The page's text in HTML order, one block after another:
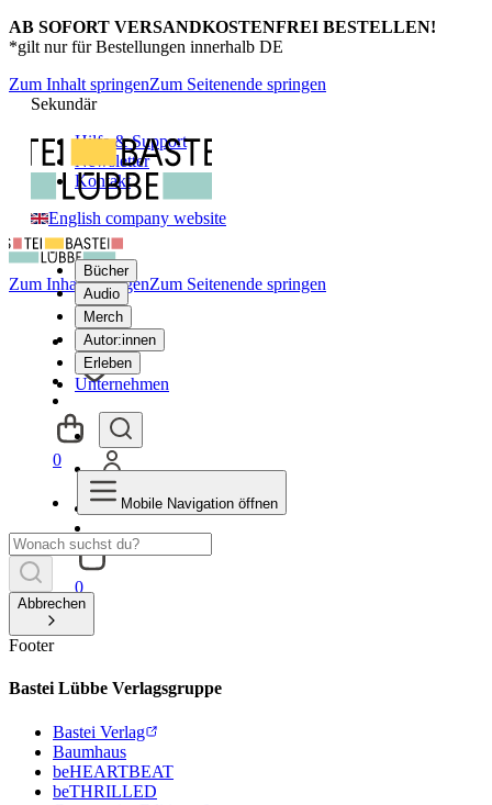
AB SOFORT VERSANDKOSTENFREI BESTELLEN!
*gilt nur für Bestellungen innerhalb DE
Zum Inhalt springenZum Seitenende springen
Sekundär
Hilfe & Support
Newsletter
Kontakt
English company website
Bücher
Audio
Merch
Autor:innen
Erleben
Unternehmen
0
Zum Inhalt springenZum Seitenende springen
0
Mobile Navigation öffnen
Abbrechen
Footer
Bastei Lübbe Verlagsgruppe
Bastei Verlag
Baumhaus
beHEARTBEAT
beTHRILLED